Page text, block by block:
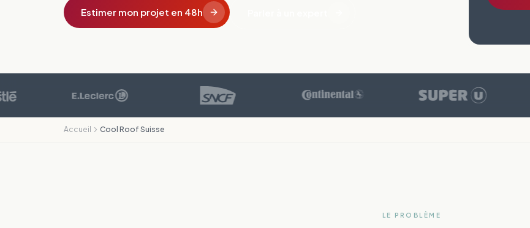
Estimer mon projet en 48h
Accueil Cool Roof Suisse
LE PROBLÈME